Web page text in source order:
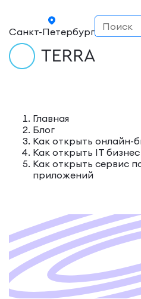
Санкт-Петербург
Главная
Блог
Как открыть онлайн-
Как открыть IT бизнес
Как открыть сервис
приложений